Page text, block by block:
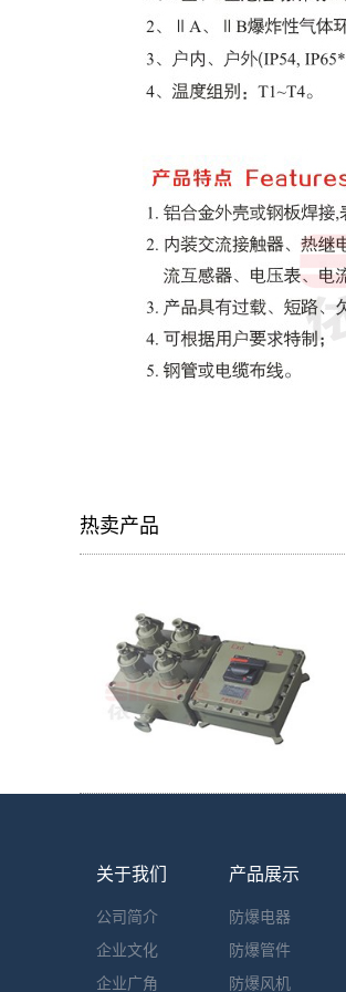
热卖产品
关于我们
公司简介
企业文化
企业广角
产品展示
防爆电器
防爆管件
防爆风机